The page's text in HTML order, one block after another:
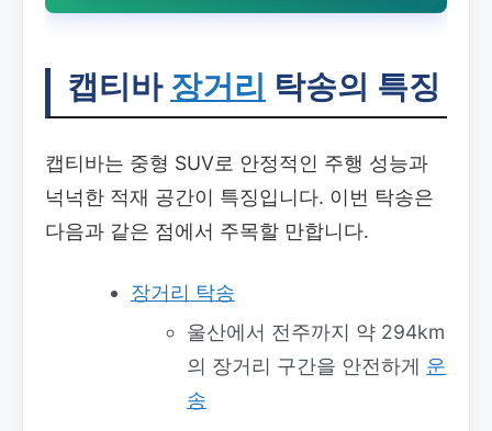
캡티바 장거리 탁송의 특징
캡티바는 중형 SUV로 안정적인 주행 성능과
넉넉한 적재 공간이 특징입니다. 이번 탁송은
다음과 같은 점에서 주목할 만합니다.
장거리 탁송
울산에서 전주까지 약 294km
의 장거리 구간을 안전하게 운
송